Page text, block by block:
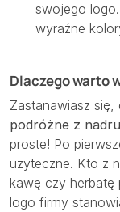
swojego
wyraźne
Dlaczego warto
Zastanawiasz
podróżne z
proste! Po
użyteczne. Kto z
kawę czy herbatę
logo firmy